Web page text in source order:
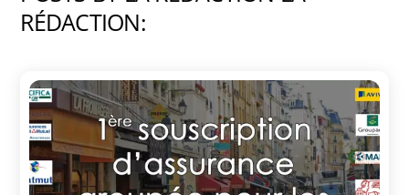
RÉDACTION: